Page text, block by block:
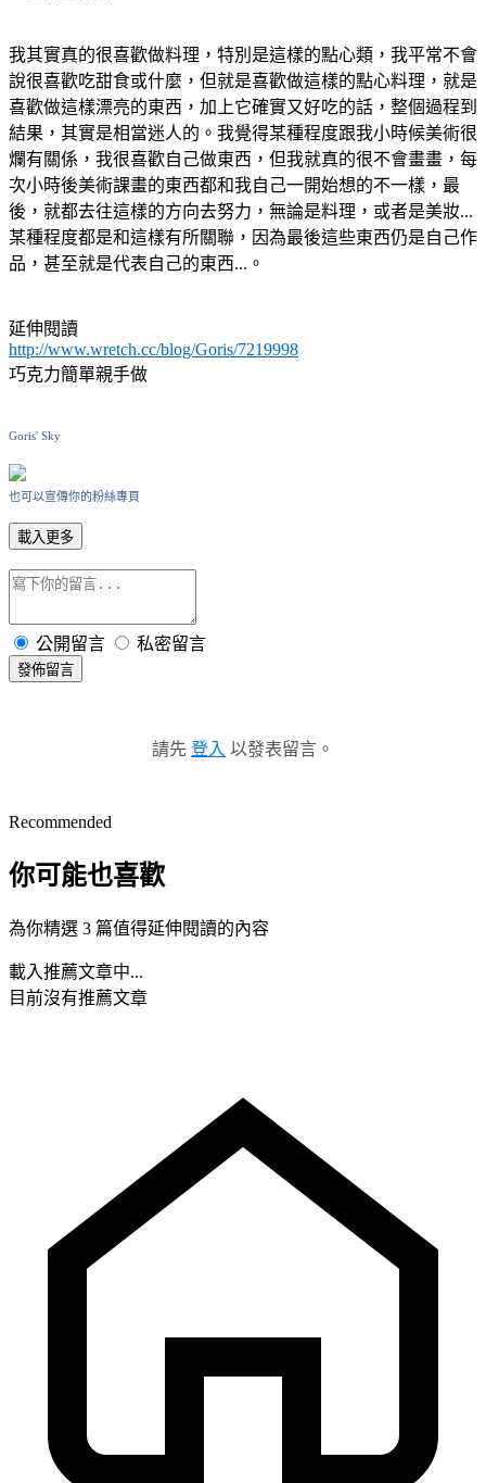
我其實真的很喜歡做料理，特別是這樣的點心類，我平常不會
說很喜歡吃甜食或什麼，但就是喜歡做這樣的點心料理，就是
喜歡做這樣漂亮的東西，加上它確實又好吃的話，整個過程到
結果，其實是相當迷人的。我覺得某種程度跟我小時候美術很
爛有關係，我很喜歡自己做東西，但我就真的很不會畫畫，每
次小時後美術課畫的東西都和我自己一開始想的不一樣，最
後，就都去往這樣的方向去努力，無論是料理，或者是美妝...
某種程度都是和這樣有所關聯，因為最後這些東西仍是自己作
品，甚至就是代表自己的東西...。
延伸閱讀
http://www.wretch.cc/blog/Goris/7219998
巧克力簡單親手做
Goris' Sky
也可以宣傳你的粉絲專頁
載入更多
公開留言 私密留言
發佈留言
請先 登入 以發表留言。
Recommended
你可能也喜歡
為你精選 3 篇值得延伸閱讀的內容
載入推薦文章中...
目前沒有推薦文章